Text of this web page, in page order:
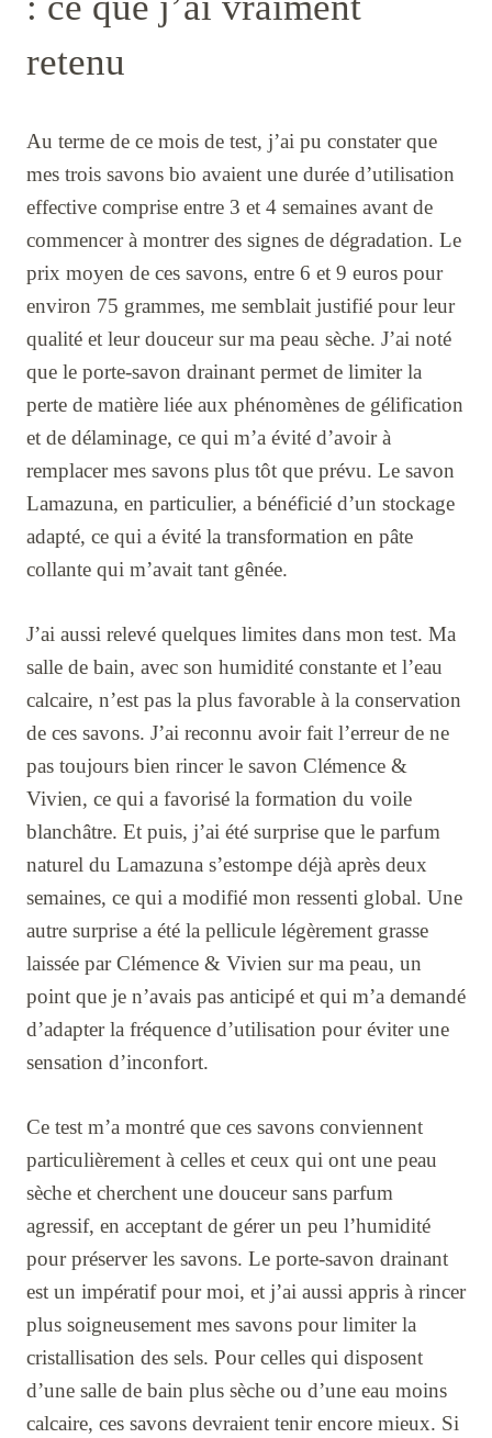
retenu
Au terme de ce mois de test, j’ai pu constater que
mes trois savons bio avaient une durée d’utilisation
effective comprise entre 3 et 4 semaines avant de
commencer à montrer des signes de dégradation. Le
prix moyen de ces savons, entre 6 et 9 euros pour
environ 75 grammes, me semblait justifié pour leur
qualité et leur douceur sur ma peau sèche. J’ai noté
que le porte-savon drainant permet de limiter la
perte de matière liée aux phénomènes de gélification
et de délaminage, ce qui m’a évité d’avoir à
remplacer mes savons plus tôt que prévu. Le savon
Lamazuna, en particulier, a bénéficié d’un stockage
adapté, ce qui a évité la transformation en pâte
collante qui m’avait tant gênée.
J’ai aussi relevé quelques limites dans mon test. Ma
salle de bain, avec son humidité constante et l’eau
calcaire, n’est pas la plus favorable à la conservation
de ces savons. J’ai reconnu avoir fait l’erreur de ne
pas toujours bien rincer le savon Clémence &
Vivien, ce qui a favorisé la formation du voile
blanchâtre. Et puis, j’ai été surprise que le parfum
naturel du Lamazuna s’estompe déjà après deux
semaines, ce qui a modifié mon ressenti global. Une
autre surprise a été la pellicule légèrement grasse
laissée par Clémence & Vivien sur ma peau, un
point que je n’avais pas anticipé et qui m’a demandé
d’adapter la fréquence d’utilisation pour éviter une
sensation d’inconfort.
Ce test m’a montré que ces savons conviennent
particulièrement à celles et ceux qui ont une peau
sèche et cherchent une douceur sans parfum
agressif, en acceptant de gérer un peu l’humidité
pour préserver les savons. Le porte-savon drainant
est un impératif pour moi, et j’ai aussi appris à rincer
plus soigneusement mes savons pour limiter la
cristallisation des sels. Pour celles qui disposent
d’une salle de bain plus sèche ou d’une eau moins
calcaire, ces savons devraient tenir encore mieux. Si